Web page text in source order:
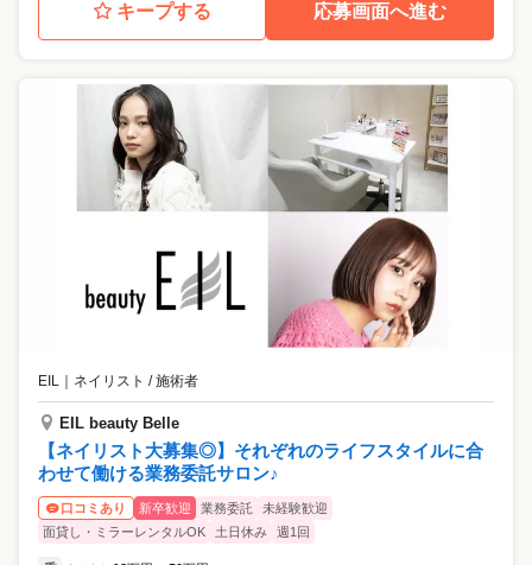
キープする 応募画面へ進む
EIL ネイリスト / 施術者
EIL beauty Belle
【ネイリスト大募集◎】それぞれのライフスタイルに合
わせて働ける業務委託サロン♪
口コミあり 新卒歓迎 業務委託
未経験歓迎
面貸し・ミラーレンタルOK
土日休み 週1回